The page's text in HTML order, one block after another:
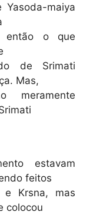
maiya
então o que
de Srimati
Mas,
meramente
estavam
feitos
Krsna, mas
colocou